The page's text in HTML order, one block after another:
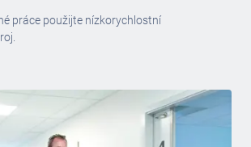
práce použijte nízkorychlostní